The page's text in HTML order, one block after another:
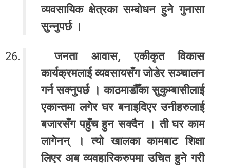
व्यवसायिक क्षेत्रका सम्बोधन हुने गुनासा
सुन्नुपर्छ ।
जनता आवास, एकीकृत विकास
कार्यक्रमलाई व्यवसायसँग जोडेर सञ्चालन
गर्न सक्नुपर्छ । काठमाडौँका सुकुम्बासीलाई
एकान्तमा लगेर घर बनाइदिएर उनीहरुलाई
बजारसँग पहुँच हुन सक्दैन । ती घर काम
लागेनन् । त्यो खालका कामबाट शिक्षा
लिएर अब व्यवहारिकरुपमा उचित हुने गरी